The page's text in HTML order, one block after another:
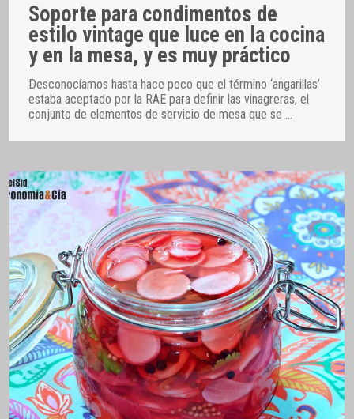
Soporte para condimentos de
estilo vintage que luce en la cocina
y en la mesa, y es muy práctico
Desconocíamos hasta hace poco que el término ‘angarillas’
estaba aceptado por la RAE para definir las vinagreras, el
conjunto de elementos de servicio de mesa que se …